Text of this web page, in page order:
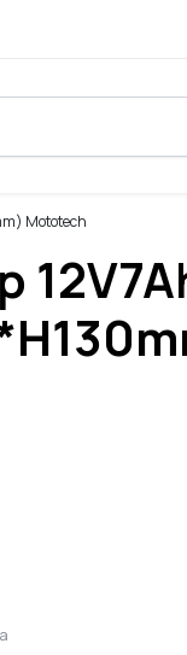
Mototech